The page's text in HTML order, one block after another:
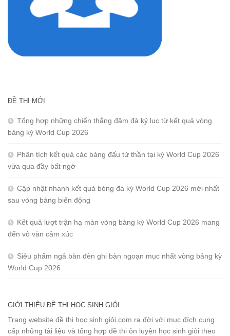
ĐỀ THI MỚI
Tổng hợp những chiến thắng đậm đà kỷ lục từ kết quả vòng
bảng kỳ World Cup 2026
Phân tích kết quả các bảng đấu tử thần tại kỳ World Cup 2026
vừa qua đầy bất ngờ
Cập nhật nhanh kết quả bóng đá kỳ World Cup 2026 mới nhất
sau vòng bảng biến động
Kết quả lượt trận hạ màn vòng bảng kỳ World Cup 2026 mang
đến vô vàn cảm xúc
Siêu phẩm ngả bàn đèn ghi bàn ngoạn mục nhất vòng bảng kỳ
World Cup 2026
GIỚI THIỆU ĐỀ THI HỌC SINH GIỎI
Trang website đề thi học sinh giỏi.com ra đời với mục đích cung
cấp những tài liệu và tổng hợp đề thi ôn luyện học sinh giỏi theo